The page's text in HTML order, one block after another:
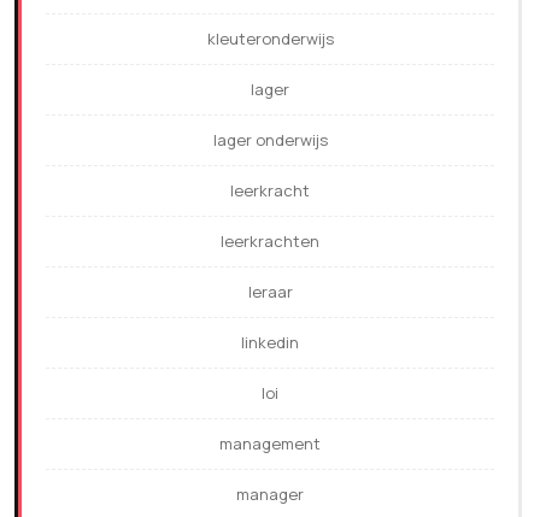
kleuteronderwijs
lager
lager onderwijs
leerkracht
leerkrachten
leraar
linkedin
loi
management
manager